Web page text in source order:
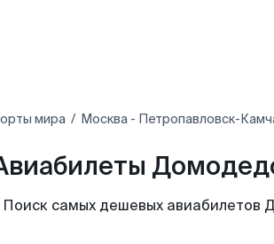
мира Москва - Петропавловск-
Поиск самых дешевых авиабилетов